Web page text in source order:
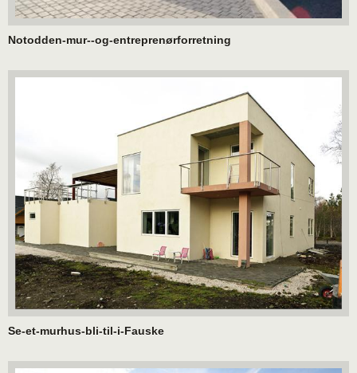
Notodden-mur--og-entreprenørforretning
Se-et-murhus-bli-til-i-Fauske